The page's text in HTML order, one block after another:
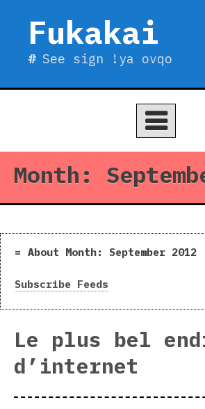
contentFukakai
See sign !ya ovqo
Month:
About Month: September 2012
Subscribe Feeds
Le plus bel
d’internet